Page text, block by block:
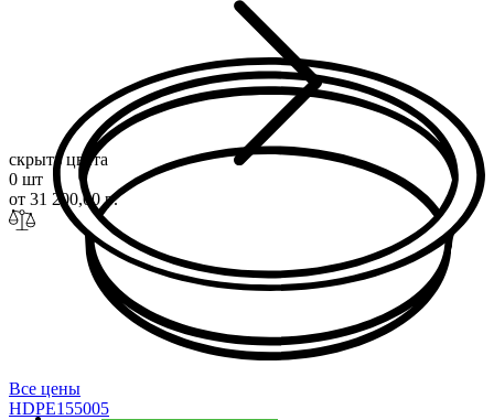
скрыть цвета
0 шт
от 31 200,00 р.
Все цены
HDPE155005